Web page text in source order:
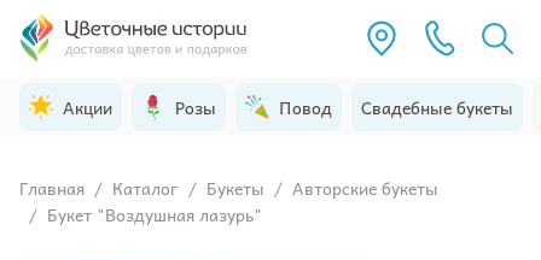
Акции Розы Повод Свадебные букеты
Главная / Каталог / Букеты / Авторские букеты
/ Букет "Воздушная лазурь"